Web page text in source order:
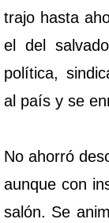
trajo hasta
el del
política,
al país y se
No ahorró
aunque con
salón. Se